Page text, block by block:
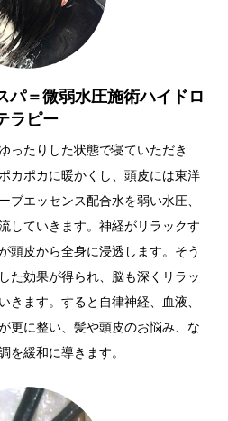
パ＝微弱水圧施術ハイドロ
ラピー
ったりした状態で寝ていただき
カポカに暖かくし、頭皮には東洋
ブエッセンス配合水を弱い水圧、
していきます。神経がリラックす
頭皮から全身に浸透します。そう
た効果が得られ、脳も深くリラッ
きます。すると自律神経、血液、
更に整い、髪や頭皮のお悩み、な
を緩和に導きます。